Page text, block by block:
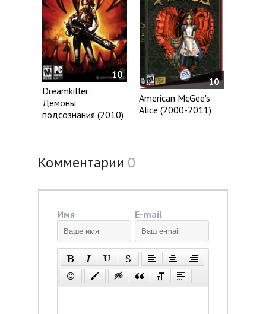
10
Dreamkiller:
Демоны
подсознания (2010)
10
American McGee's
Alice (2000-2011)
Комментарии 0
Имя E-mail